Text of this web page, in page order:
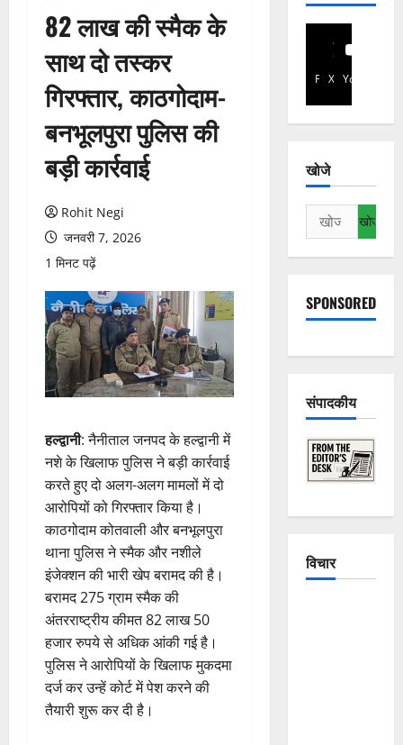
82 लाख की स्मैक के
साथ दो तस्कर
गिरफ्तार, काठगोदाम-
बनभूलपुरा पुलिस की
बड़ी कार्रवाई
Rohit Negi
जनवरी 7, 2026
1 मिनट पढ़ें
हल्द्वानी: नैनीताल जनपद के हल्द्वानी में
नशे के खिलाफ पुलिस ने बड़ी कार्रवाई
करते हुए दो अलग-अलग मामलों में दो
आरोपियों को गिरफ्तार किया है।
काठगोदाम कोतवाली और बनभूलपुरा
थाना पुलिस ने स्मैक और नशीले
इंजेक्शन की भारी खेप बरामद की है।
बरामद 275 ग्राम स्मैक की
अंतरराष्ट्रीय कीमत 82 लाख 50
हजार रुपये से अधिक आंकी गई है।
पुलिस ने आरोपियों के खिलाफ मुकदमा
दर्ज कर उन्हें कोर्ट में पेश करने की
तैयारी शुरू कर दी है।
Facebook
X YouTube
खोजे
निम्न
को
खोजें:
SPONSORED
संपादकीय
विचार